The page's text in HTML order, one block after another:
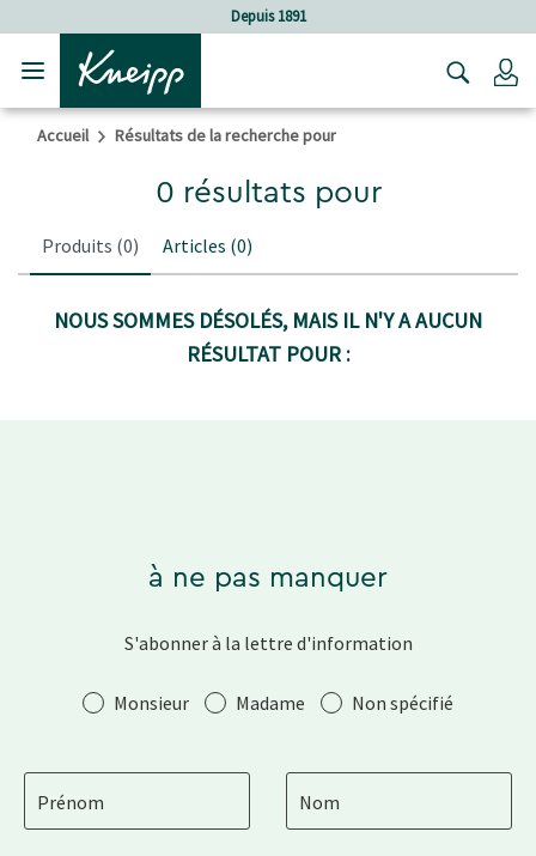
Sauter au contenu du pied de page
Depuis 1891
Accueil Résultats de la recherche pour
0 résultats pour
Produits (0) Articles (0)
NOUS SOMMES DÉSOLÉS, MAIS IL N'Y A AUCUN
RÉSULTAT POUR :
à ne pas manquer
S'abonner à la lettre d'information
SalutationMonsieur Madame Non spécifié
Prénom Nom